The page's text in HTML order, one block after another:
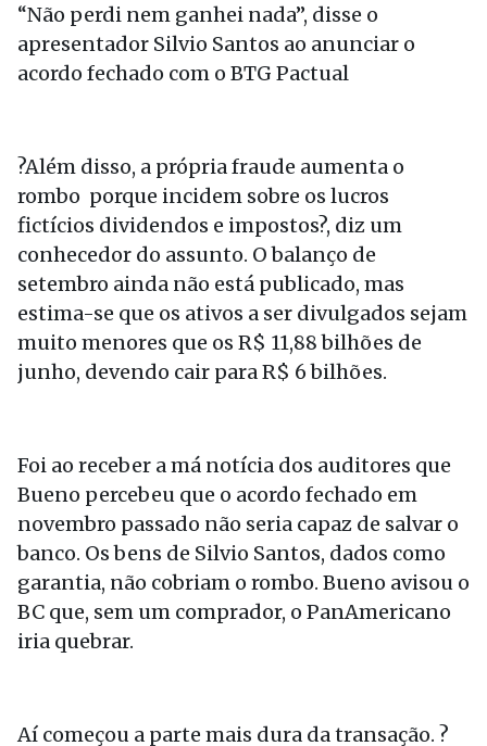
“Não perdi nem ganhei nada”, disse o
apresentador Silvio Santos ao anunciar o
acordo fechado com o BTG Pactual
?Além disso, a própria fraude aumenta o
rombo porque incidem sobre os lucros
fictícios dividendos e impostos?, diz um
conhecedor do assunto. O balanço de
setembro ainda não está publicado, mas
estima-se que os ativos a ser divulgados sejam
muito menores que os R$ 11,88 bilhões de
junho, devendo cair para R$ 6 bilhões.
Foi ao receber a má notícia dos auditores que
Bueno percebeu que o acordo fechado em
novembro passado não seria capaz de salvar o
banco. Os bens de Silvio Santos, dados como
garantia, não cobriam o rombo. Bueno avisou o
BC que, sem um comprador, o PanAmericano
iria quebrar.
Aí começou a parte mais dura da transação. ?